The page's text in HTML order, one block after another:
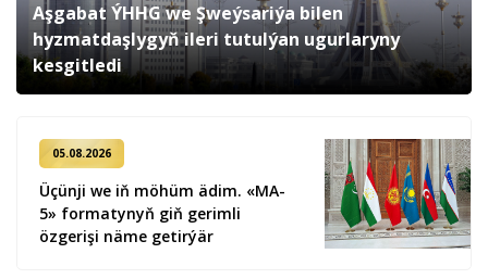
Aşgabat ÝHHG we Şweýsariýa bilen
hyzmatdaşlygyň ileri tutulýan ugurlaryny
kesgitledi
05.08.2026
Üçünji we iň möhüm ädim. «MA-
5» formatynyň giň gerimli
özgerişi näme getirýär